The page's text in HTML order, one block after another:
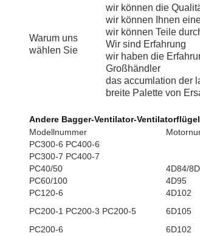
Warum uns
wählen Sie
wir können die
wir können Ihnen
wir können Teile
Wir sind Erfahrung
wir haben die
Großhändler
das accumlation der
breite Palette von
Andere Bagger-Ventilator-
Modellnummer
PC300-6 PC400-6
PC300-7 PC400-7
PC40/50
4D84/
PC60/100
4D95
PC120-6
4D102
PC200-1 PC200-3 PC200-5
6D105
PC200-6
6D102